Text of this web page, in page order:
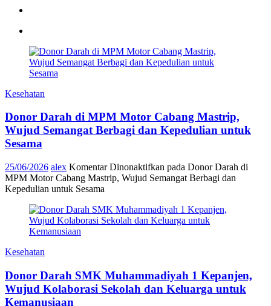
Kesehatan
Donor Darah di MPM Motor Cabang Mastrip,
Wujud Semangat Berbagi dan Kepedulian untuk
Sesama
25/06/2026 alex Komentar Dinonaktifkan pada Donor Darah di
MPM Motor Cabang Mastrip, Wujud Semangat Berbagi dan
Kepedulian untuk Sesama
Kesehatan
Donor Darah SMK Muhammadiyah 1 Kepanjen,
Wujud Kolaborasi Sekolah dan Keluarga untuk
Kemanusiaan